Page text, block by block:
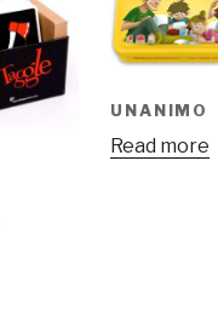
UNANIMO
Read more